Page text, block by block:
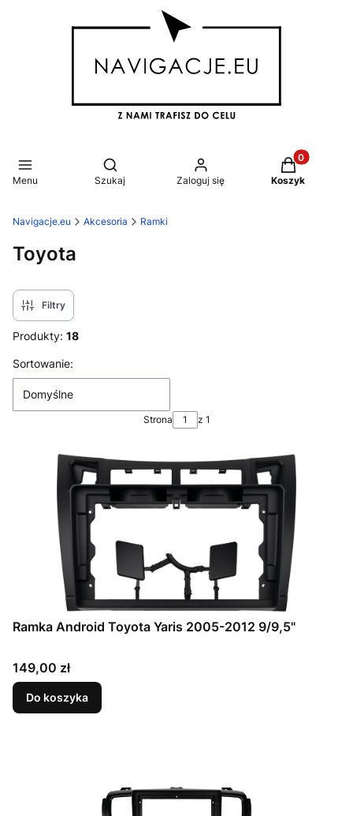
Menu
Otwórz wyszukiwarkę
Szukaj Zaloguj się
Produkty w
Koszyk
Navigacje.eu Akcesoria Ramki
Toyota
Filtry
Produkty: 18
Lista produktów
Sortowanie:
Domyślne
Strona z 1
Ramka Android Toyota Yaris 2005-2012 9/9,5"
Cena
149,00 zł
Do koszyka